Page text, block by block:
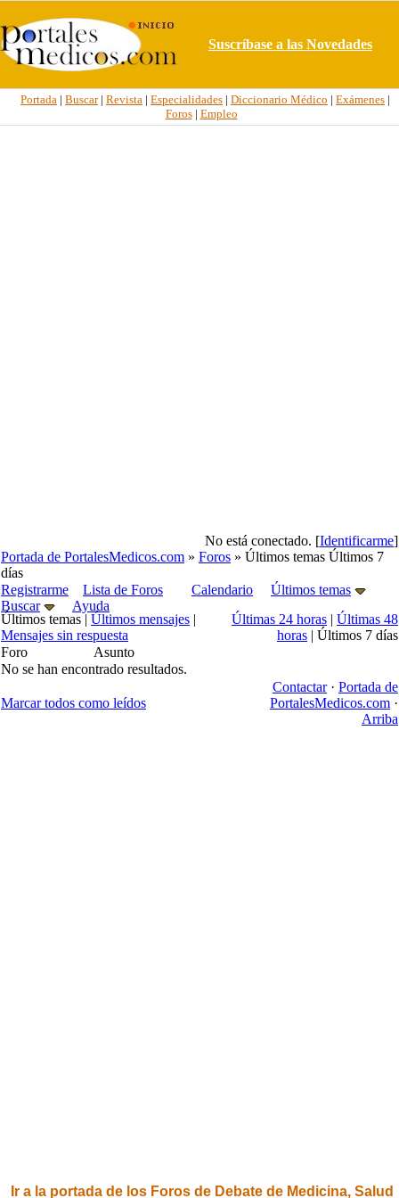
Suscríbase a las Novedades
Portada | Buscar| Revista | Especialidades | Diccionario Médico | Exámenes |
Foros| Empleo
No está conectado. [Identificarme]
Portada de PortalesMedicos.com » Foros » Últimos temas Últimos 7
días
Registrarme
Lista de Foros Calendario
Últimos temas
Buscar
Ayuda
Últimos temas | Últimos mensajes |
Mensajes sin respuesta
Últimas 24 horas | Últimas 48
horas | Últimos 7 días
Foro
Asunto
No se han encontrado resultados.
Marcar todos como leídos
Contactar· Portada de
PortalesMedicos.com ·
Arriba
Ir a la portada de los Foros de Debate de Medicina, Salud